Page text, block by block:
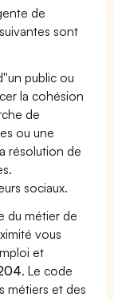
de
sont
public ou
la cohésion
de
ou une
résolution de
sociaux.
du métier de
vous
et
. Le code
métiers et des